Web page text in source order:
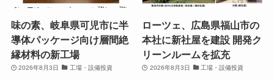
味の素、岐阜県可児市に半
導体パッケージ向け層間絶
縁材料の新工場
2026年8月3日 工場・設備投資
ローツェ、広島県福山市の
本社に新社屋を建設 開発ク
リーンルームを拡充
2026年8月3日 工場・設備投資